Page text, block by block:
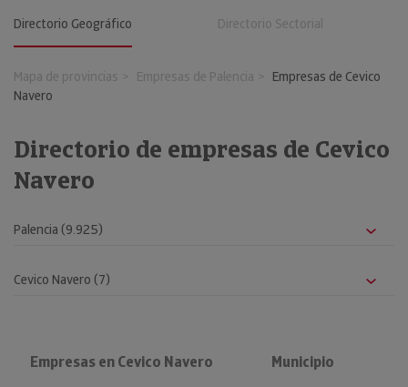
Directorio Geográfico Directorio Sectorial
Mapa de provincias Empresas de Palencia
Empresas de Cevico
Navero
Directorio de empresas de Cevico
Navero
Empresas en Cevico Navero Municipio